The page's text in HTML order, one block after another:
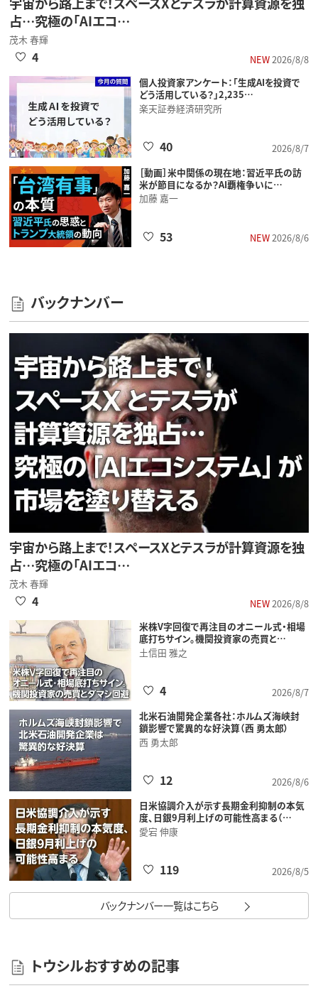
占…究極の「AIエコ…
茂木 春輝
NEW2026/8/8
4
個人投資家アンケート：「生成AIを投資で
どう活用している？」2,235…
楽天証券経済研究所
2026/8/7
40
［動画］米中関係の現在地：習近平氏の訪
米が節目になるか？AI覇権争いに…
加藤 嘉一
NEW2026/8/6
53
バックナンバー
宇宙から路上まで！スペースXとテスラが計算資源を独
占…究極の「AIエコ…
茂木 春輝
NEW2026/8/8
4
米株V字回復で再注目のオニール式・相場
底打ちサイン。機関投資家の売買と…
土信田 雅之
2026/8/7
4
北米石油開発企業各社：ホルムズ海峡封
鎖影響で驚異的な好決算（西 勇太郎）
西 勇太郎
2026/8/6
12
日米協調介入が示す長期金利抑制の本気
度、日銀9月利上げの可能性高まる（…
愛宕 伸康
2026/8/5
119
バックナンバー一覧はこちら
トウシルおすすめの記事